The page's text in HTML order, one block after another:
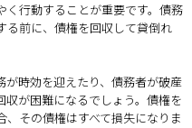
く行動することが重要です。債務
る前に、債権を回収して貸倒れ
時効を迎えたり、債務者が破産
が困難になるでしょう。債権を
その債権はすべて損失になりま